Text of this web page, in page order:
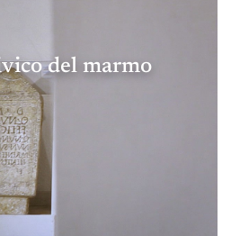
del marmo